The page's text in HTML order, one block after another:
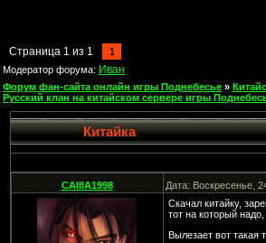
Страница 1 из 1
1
Модератор форума: Иван
Форум фан-сайта онлайн игры Поднебесье »
Русский клан на китайском сервере игры
Китайка
CAIIIA1998 Дата: Воскресенье,
Скачал китайку,
тот на который
Вылезает вот такая